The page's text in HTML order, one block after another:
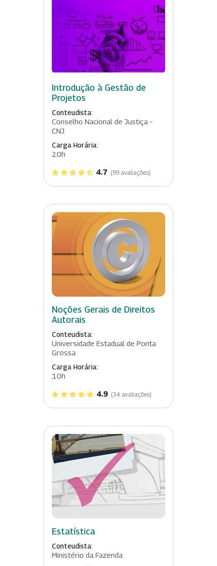
Introdução à Gestão de
Projetos
Conteudista:
Conselho Nacional de Justiça -
CNJ
Carga Horária:
20h
4.7 (99 avaliações)
Noções Gerais de Direitos
Autorais
Conteudista:
Universidade Estadual de Ponta
Grossa
Carga Horária:
10h
4.9 (34 avaliações)
Estatística
Conteudista:
Ministério da Fazenda